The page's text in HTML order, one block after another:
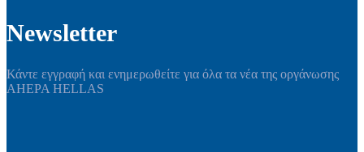
Newsletter
Κάντε εγγραφή και ενημερωθείτε για όλα τα νέα της οργάνωσης
AHEPA HELLAS